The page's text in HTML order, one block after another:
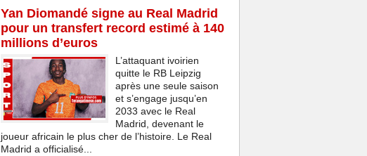
Yan Diomandé signe au Real Madrid
pour un transfert record estimé à 140
millions d’euros
L’attaquant ivoirien
quitte le RB Leipzig
après une seule saison
et s’engage jusqu’en
2033 avec le Real
Madrid, devenant le
joueur africain le plus cher de l’histoire. Le Real
Madrid a officialisé...